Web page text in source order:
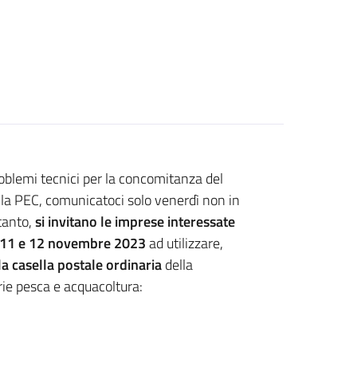
tecnici per la concomitanza del
PEC, comunicatoci solo venerdì non in
si invitano le imprese interessate
e 12 novembre 2023ad utilizzare,
casella postale ordinariadella
pesca e acquacoltura: